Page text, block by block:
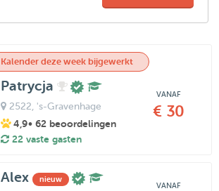
Kalender deze week bijgewerkt
Patrycja
2522 , 's-Gravenhage
4,9• 62 beoordelingen
22 vaste gasten
VANAF
€ 30
Alex nieuw
VANAF